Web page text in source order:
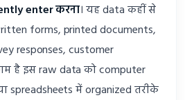
enter करना। यह data कहीं से
forms, printed documents,
responses, customer
है इस raw data को computer
spreadsheets में organized तरीके